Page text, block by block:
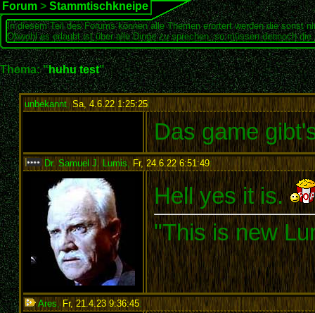
Forum > Stammtischkneipe
In diesem Teil des Forums können alle Themen erörtert werden die sonst
Obwohl es erlaubt ist über alle Dinge zu sprechen, so müssen dennoch
Thema: "huhu test"
unbekannt,Sa, 4.6.22 1:25:25:
Das game
Dr. Samuel J. Lumis, Fr, 24.6.22 6:51:49:
Hell yes it is.
"This is new
Ares , Fr, 21.4.23 9:36:45: